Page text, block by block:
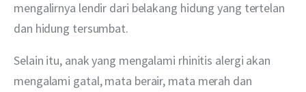
mengalirnya lendir dari belakang hidung yang tertelan
dan hidung tersumbat.
Selain itu, anak yang mengalami rhinitis alergi akan
mengalami gatal, mata berair, mata merah dan